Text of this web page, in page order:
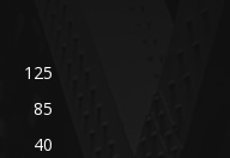
125
85
40